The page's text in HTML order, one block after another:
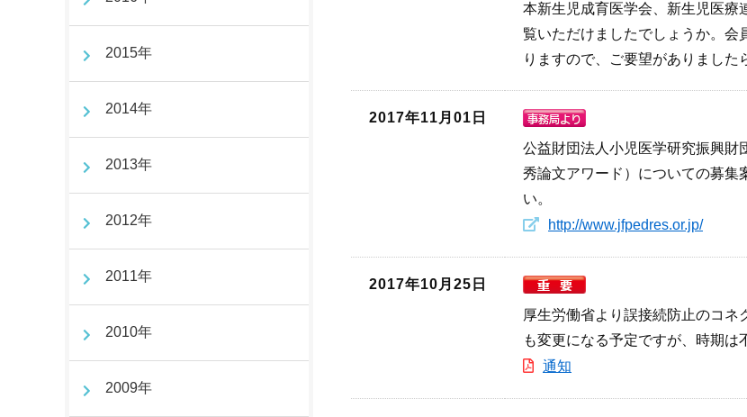
本新生児成育医学会、新生児医療
覧いただけましたでしょうか。会
りますので、ご要望がありました
2017年11月01日
公益財団法人小児医学研究振興財
秀論文アワード）についての募集
い。
http://www.jfpedres.or.jp/
2017年10月25日
厚生労働省より誤接続防止のコ
も変更になる予定ですが、時期は
通知
2015年
2014年
2013年
2012年
2011年
2010年
2009年